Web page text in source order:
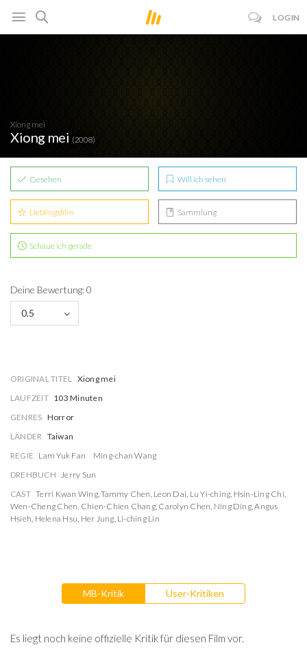
LOGIN
Xiong mei
Xiong mei (2008)
Gesehen Will ich sehen
Lieblingsfilm Sammlung
Schaue ich gerade
Deine Bewertung: 0
0.5
ORIGINAL TITEL Xiong mei
LAUFZEIT 103 Minuten
GENRES Horror
LÄNDER Taiwan
REGIE Lam Yuk Fan
Ming-chan Wang
DREHBUCH Jerry Sun
CAST Terri Kwan Wing,Tammy Chen, Leon Dai, Lu Yi-ching, Hsin-Ling Chi,
Wen-Cheng Chen, Chien-Chien Chang, Carolyn Chen, Ning Ding,Angus
Hsieh, Helena Hsu, Her Jung, Li-ching Lin
MB-Kritik User-Kritiken
Es liegt noch keine offizielle Kritik für diesen Film vor.